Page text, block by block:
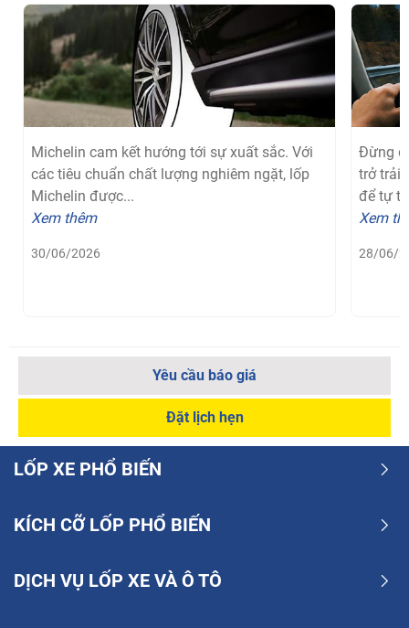
Michelin cam kết hướng tới sự xuất sắc. Với
các tiêu chuẩn chất lượng nghiêm ngặt, lốp
Michelin được...
Xem thêm
30/06/2026
Đừng
trở trải
để tự
Xem
28/06/
Yêu cầu báo giá
Đặt lịch hẹn
LỐP XE PHỔ BIẾN
KÍCH CỠ LỐP PHỔ BIẾN
DỊCH VỤ LỐP XE VÀ Ô TÔ